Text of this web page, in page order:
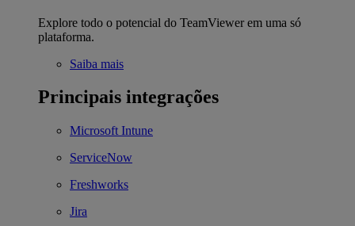
Explore todo o potencial do TeamViewer em uma só
plataforma.
Saiba mais
Principais integrações
Microsoft Intune
ServiceNow
Freshworks
Jira